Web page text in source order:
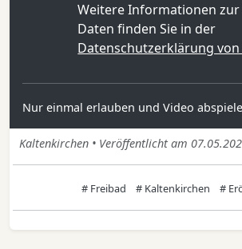
Weitere Informationen
Daten finden Sie in der
Datenschutzerklärung
Nur einmal erlauben und Video
Kaltenkirchen • Veröffentlicht am
# Freibad # Kaltenkirchen #